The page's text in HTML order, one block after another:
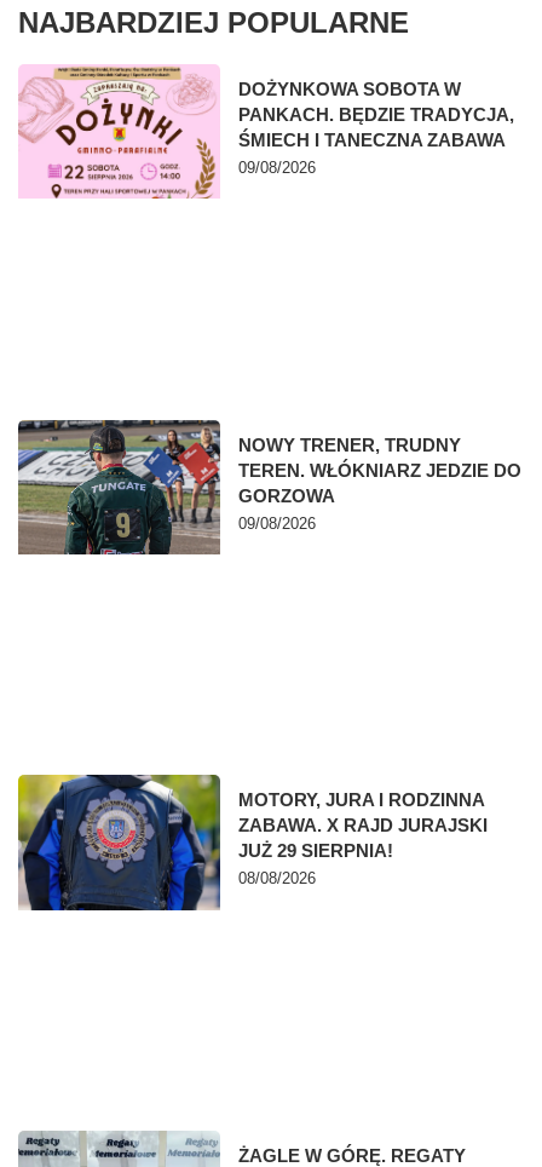
NAJBARDZIEJ POPULARNE
DOŻYNKOWA SOBOTA W
PANKACH. BĘDZIE TRADYCJA,
ŚMIECH I TANECZNA ZABAWA
09/08/2026
NOWY TRENER, TRUDNY
TEREN. WŁÓKNIARZ JEDZIE DO
GORZOWA
09/08/2026
MOTORY, JURA I RODZINNA
ZABAWA. X RAJD JURAJSKI
JUŻ 29 SIERPNIA!
08/08/2026
ŻAGLE W GÓRĘ. REGATY